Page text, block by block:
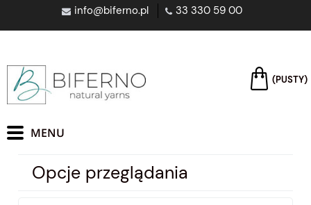
info@biferno.pl 33 330 59 00
(PUSTY)
Opcje przeglądania